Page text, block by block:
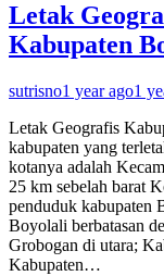
Letak
Kabupaten
sutrisno1 year ago1
Letak Geografis
kabupaten yang
kotanya adalah
25 km sebelah barat
penduduk kabupaten
Boyolali berbatasan
Grobogan di utara;
Kabupaten…